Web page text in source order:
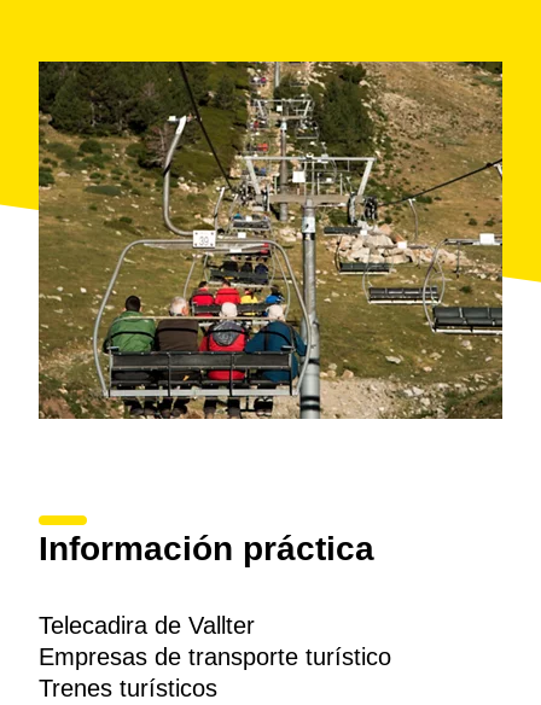
Información práctica
Telecadira de Vallter
Empresas de transporte turístico
Trenes turísticos